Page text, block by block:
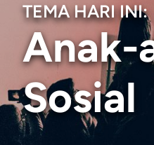
TEMA HARI INI:
Anak-
Sosial